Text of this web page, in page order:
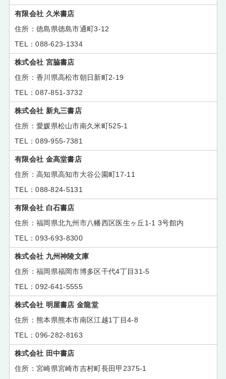
有限会社 久米書店
徳島県徳島市通町3-12
088-623-1334
株式会社 宮脇書店
香川県高松市朝日新町2-19
087-851-3732
株式会社 新丸三書店
愛媛県松山市南久米町525-1
089-955-7381
有限会社 金高堂書店
高知県高知市大谷公園町17-11
088-824-5131
有限会社 白石書店
福岡県北九州市八幡西区医生ヶ丘1-1 3号館内
093-693-8300
株式会社 九州神陵文庫
福岡県福岡市博多区千代4丁目31-5
092-641-5555
株式会社 明屋書店 金龍堂
熊本県熊本市南区江越1丁目4-8
096-282-8163
株式会社 田中書店
宮崎県宮崎市吉村町長田甲2375-1